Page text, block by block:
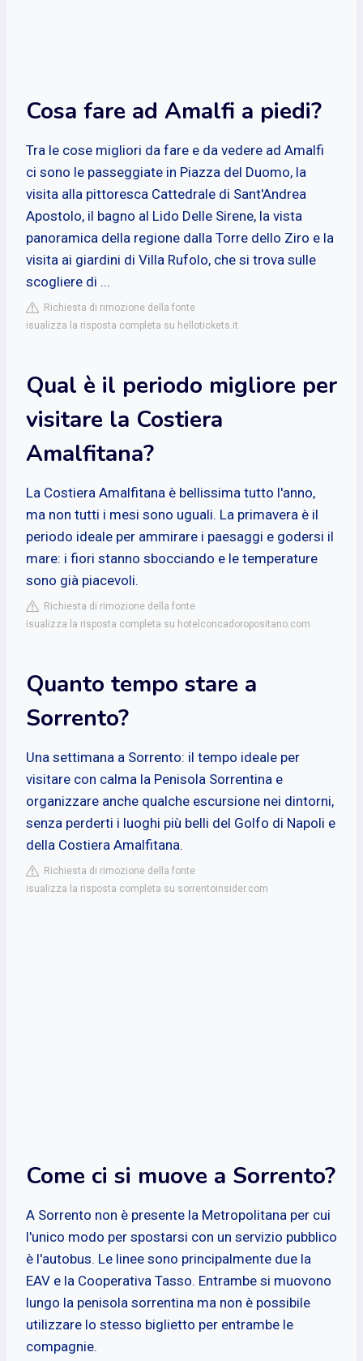
Cosa fare ad Amalfi a piedi?
Tra le cose migliori da fare e da vedere ad Amalfi
ci sono le passeggiate in Piazza del Duomo, la
visita alla pittoresca Cattedrale di Sant'Andrea
Apostolo, il bagno al Lido Delle Sirene, la vista
panoramica della regione dalla Torre dello Ziro e la
visita ai giardini di Villa Rufolo, che si trova sulle
scogliere di ...
Richiesta di rimozione della fonte
isualizza la risposta completa su hellotickets.it
Qual è il periodo migliore per
visitare la Costiera
Amalfitana?
La Costiera Amalfitana è bellissima tutto l'anno,
ma non tutti i mesi sono uguali. La primavera è il
periodo ideale per ammirare i paesaggi e godersi il
mare: i fiori stanno sbocciando e le temperature
sono già piacevoli.
Richiesta di rimozione della fonte
isualizza la risposta completa su hotelconcadoropositano.com
Quanto tempo stare a
Sorrento?
Una settimana a Sorrento: il tempo ideale per
visitare con calma la Penisola Sorrentina e
organizzare anche qualche escursione nei dintorni,
senza perderti i luoghi più belli del Golfo di Napoli e
della Costiera Amalfitana.
Richiesta di rimozione della fonte
isualizza la risposta completa su sorrentoinsider.com
Come ci si muove a Sorrento?
A Sorrento non è presente la Metropolitana per cui
l'unico modo per spostarsi con un servizio pubblico
è l'autobus. Le linee sono principalmente due la
EAV e la Cooperativa Tasso. Entrambe si muovono
lungo la penisola sorrentina ma non è possibile
utilizzare lo stesso biglietto per entrambe le
compagnie.